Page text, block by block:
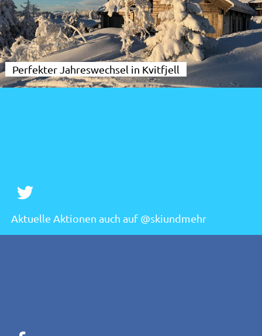
Perfekter Jahreswechsel in Kvitfjell
Aktuelle Aktionen auch auf @skiundmehr